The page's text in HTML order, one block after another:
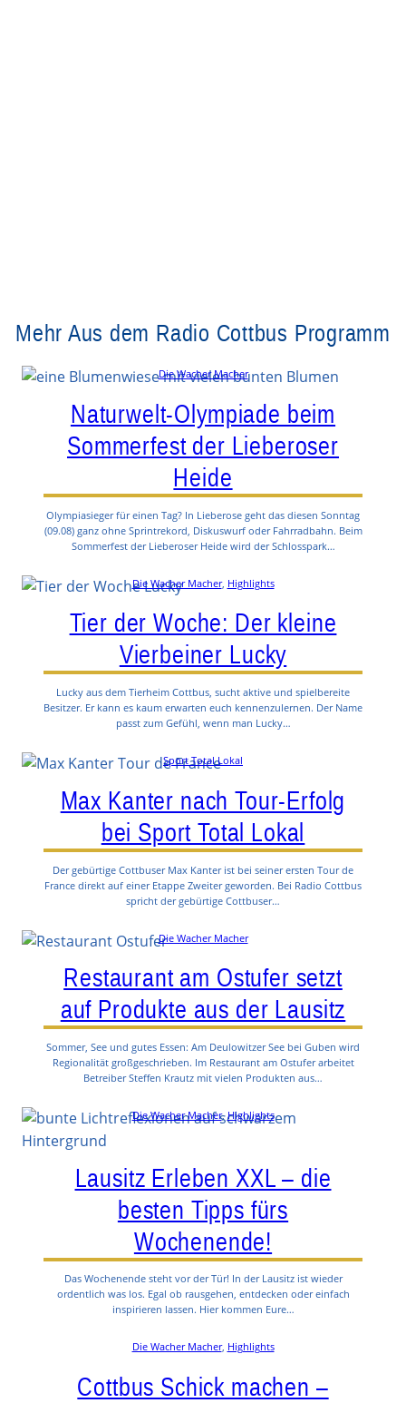
Mehr Aus dem Radio Cottbus Programm
Die Wacher Macher
Naturwelt-Olympiade beim
Sommerfest der Lieberoser
Heide
Olympiasieger für einen Tag? In Lieberose geht das diesen Sonntag
(09.08) ganz ohne Sprintrekord, Diskuswurf oder Fahrradbahn. Beim
Sommerfest der Lieberoser Heide wird der Schlosspark…
Die Wacher Macher, Highlights
Tier der Woche: Der kleine
Vierbeiner Lucky
Lucky aus dem Tierheim Cottbus, sucht aktive und spielbereite
Besitzer. Er kann es kaum erwarten euch kennenzulernen. Der Name
passt zum Gefühl, wenn man Lucky…
Sport Total Lokal
Max Kanter nach Tour-Erfolg
bei Sport Total Lokal
Der gebürtige Cottbuser Max Kanter ist bei seiner ersten Tour de
France direkt auf einer Etappe Zweiter geworden. Bei Radio Cottbus
spricht der gebürtige Cottbuser…
Die Wacher Macher
Restaurant am Ostufer setzt
auf Produkte aus der Lausitz
Sommer, See und gutes Essen: Am Deulowitzer See bei Guben wird
Regionalität großgeschrieben. Im Restaurant am Ostufer arbeitet
Betreiber Steffen Krautz mit vielen Produkten aus…
Die Wacher Macher, Highlights
Lausitz Erleben XXL – die
besten Tipps fürs
Wochenende!
Das Wochenende steht vor der Tür! In der Lausitz ist wieder
ordentlich was los. Egal ob rausgehen, entdecken oder einfach
inspirieren lassen. Hier kommen Eure…
Die Wacher Macher, Highlights
Cottbus Schick machen –